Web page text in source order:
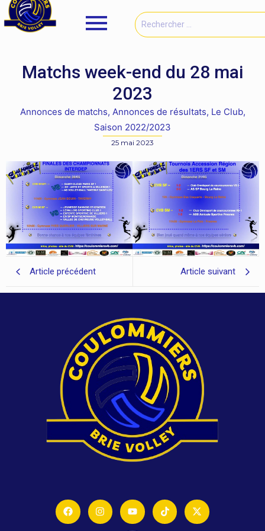
Matchs week-end du 28 mai
2023
Annonces de matchs, Annonces de résultats, Le Club,
Saison 2022/2023
25 mai 2023
Article précédent Article suivant